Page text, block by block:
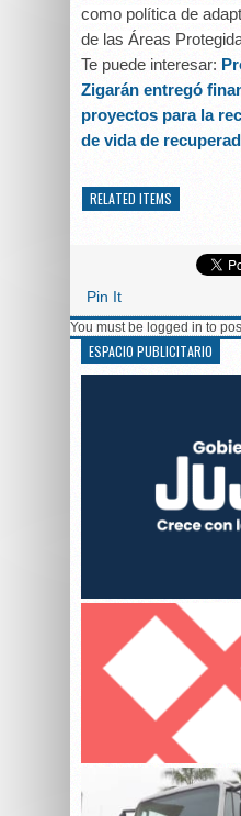
como política de
de las Áreas
Te puede interesar:
Zigarán entregó
proyectos para la
de vida de
RELATED ITEMS
Pin It
You must be logged in to
ESPACIO PUBLICITARIO